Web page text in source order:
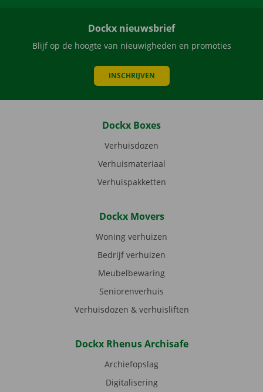
Dockx nieuwsbrief
Blijf op de hoogte van nieuwigheden en promoties
INSCHRIJVEN
Dockx Boxes
Verhuisdozen
Verhuismateriaal
Verhuispakketten
Dockx Movers
Woning verhuizen
Bedrijf verhuizen
Meubelbewaring
Seniorenverhuis
Verhuisdozen & verhuisliften
Dockx Rhenus Archisafe
Archiefopslag
Digitalisering